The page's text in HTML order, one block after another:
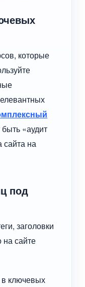
которые
«аудит
сайта на
под
заголовки
на сайте
ключевых